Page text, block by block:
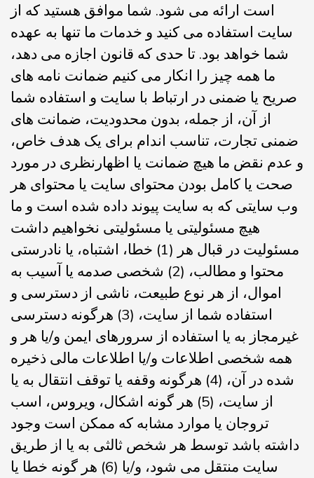
است ارائه می شود. شما موافق هستید که از
سایت استفاده می کنید و خدمات ما تنها به عهده
شما خواهد بود. تا حدی که قانون اجازه می دهد،
ما همه چیز را انکار می کنیم ضمانت نامه های
صریح یا ضمنی در ارتباط با سایت و استفاده شما
از آن، از جمله، بدون محدودیت، ضمانت های
ضمنی تجارت، تناسب اندام برای یک هدف خاص،
و عدم نقض ما هیچ ضمانت یا اظهارنظری در مورد
صحت یا کامل بودن محتوای سایت یا محتوای هر
وب سایتی که به سایت پیوند داده شده است و ما
هیچ مسئولیتی یا مسئولیتی نخواهیم داشت
مسئولیت در قبال هر (1) خطا، اشتباه، یا نادرستی
محتوا و مطالب، (2) شخصی صدمه یا آسیب به
اموال، از هر نوع طبیعت، ناشی از دسترسی و
استفاده شما از سایت، (3) هرگونه دسترسی
غیرمجاز به یا استفاده از سرورهای ایمن و/یا هر و
همه شخصی اطلاعات و/یا اطلاعات مالی ذخیره
شده در آن، (4) هرگونه وقفه یا توقف انتقال به یا
از سایت، (5) هر گونه اشکال، ویروس، اسب
تروجان یا موارد مشابه که ممکن است وجود
داشته باشد توسط هر شخص ثالثی به یا از طریق
سایت منتقل می شود، و/یا (6) هر گونه خطا یا